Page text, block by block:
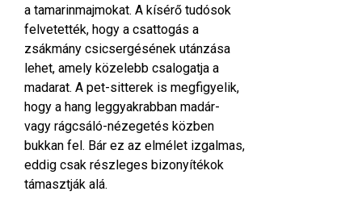
a tamarinmajmokat. A kísérő tudósok
felvetették, hogy a csattogás a
zsákmány csicsergésének utánzása
lehet, amely közelebb csalogatja a
madarat. A pet-sitterek is megfigyelik,
hogy a hang leggyakrabban madár-
vagy rágcsáló-nézegetés közben
bukkan fel. Bár ez az elmélet izgalmas,
eddig csak részleges bizonyítékok
támasztják alá.